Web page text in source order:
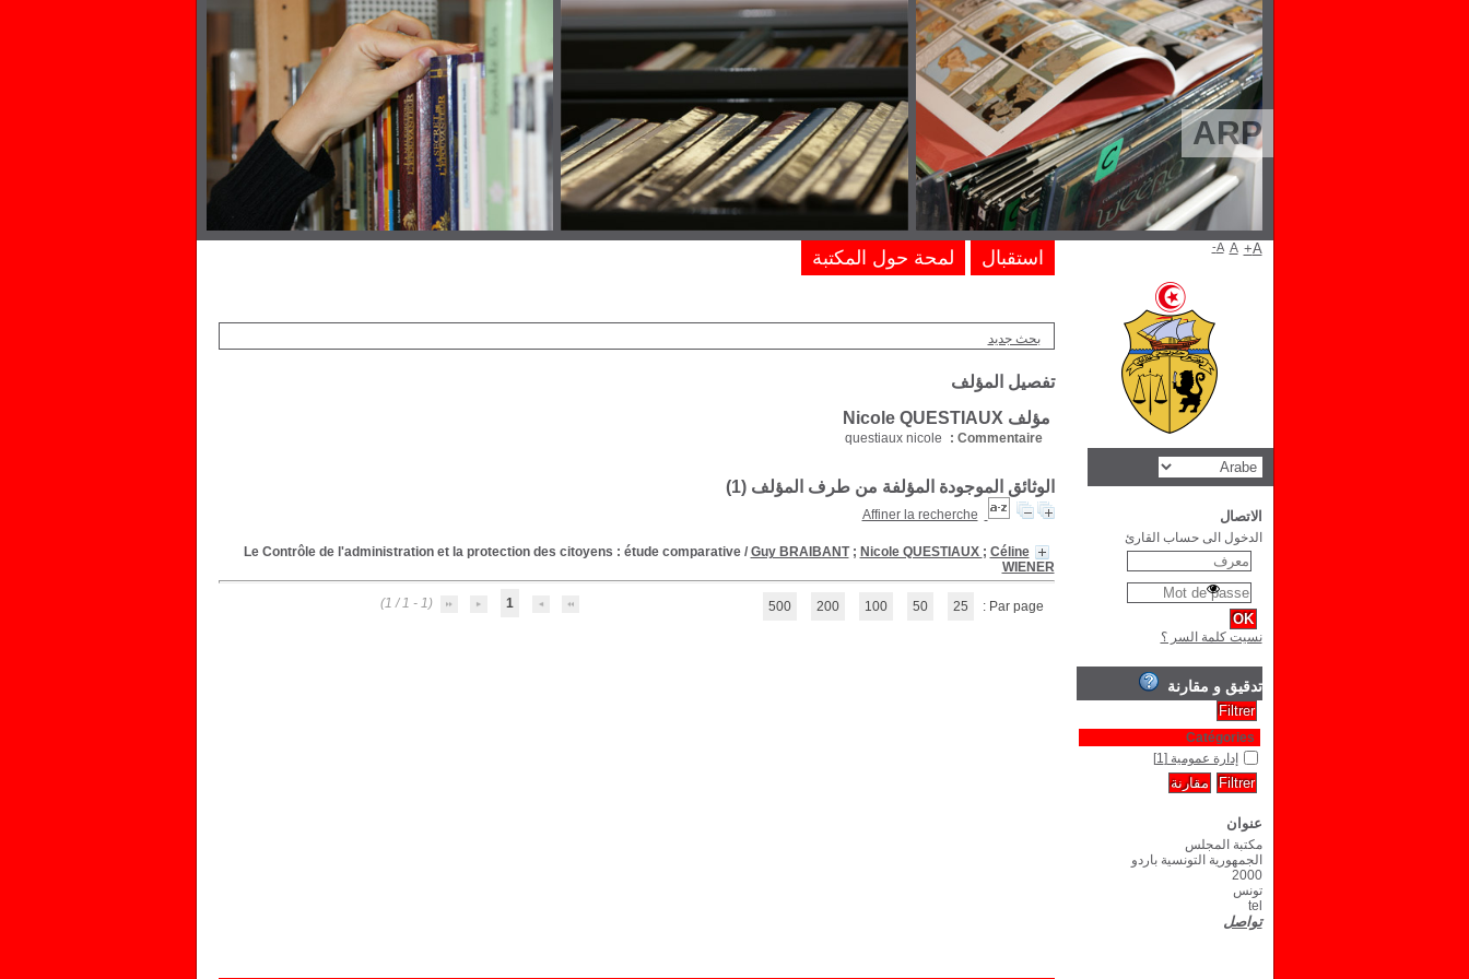
ARP
بحث جديد
تفصيل المؤلف
مؤلف Nicole QUESTIAUX
Commentaire :
questiaux nicole
الوثائق الموجودة المؤلفة من طرف المؤلف (1
)
Affiner la recherche
Le Contrôle de l'administration et la protection des citoyens : étude comparative/ Guy BRAIBANT; Nicole QUESTIAUX ; Céline
WIENER
1
(1 - 1 / 1) Par page :
25
50
100
200
500
استقبال لمحة حول المكتبة A- A A+
الاتصال
الدخول الى حساب القارئ
نسيت كلمة السر ؟
تدقيق و مقارنة
Catégories
إدارة عمومية [1]
عنوان
مكتبة المجلس
الجمهورية التونسية باردو
2000
تونس
tel
تواصل